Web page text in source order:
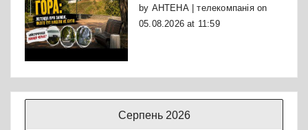
by АНТЕНА | телекомпаніяon
05.08.2026 at 11:59
Серпень 2026